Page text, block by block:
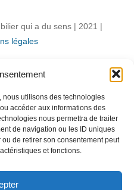
nous utilisons des technologies
accéder aux informations des
nous permettra de traiter
de navigation ou les ID uniques
de retirer son consentement peut
et fonctions.
qui a du sens | 2021 |
légales